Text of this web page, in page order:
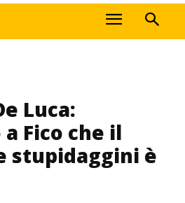
Luca:
Fico che il
stupidaggini è